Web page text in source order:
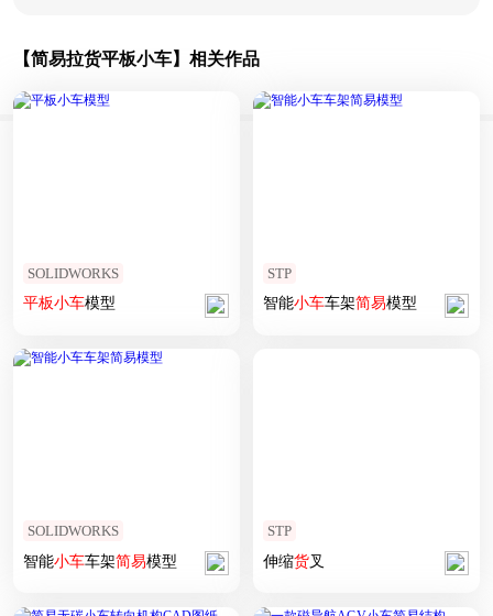
【简易拉货平板小车】相关作品
SOLIDWORKS
平板小车模型
STP
智能小车车架简易模型
SOLIDWORKS
智能小车车架简易模型
STP
伸缩货叉